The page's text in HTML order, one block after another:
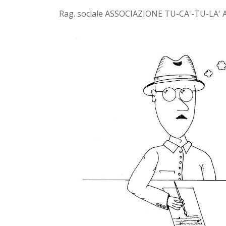
Rag. sociale ASSOCIAZIONE TU-CA'-TU-LA'